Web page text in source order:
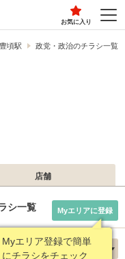
お気に入り
豊頃駅 政党・政治のチラシ一覧
店舗
シ一覧
Myエリア登録で簡単
にチラシをチェック
Myエリアに登録
治 新着順